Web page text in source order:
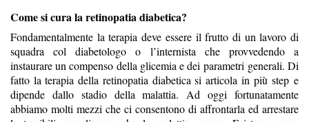
Come si cura la retinopatia diabetica?
Fondamentalmente la terapia deve essere il frutto di un lavoro di
squadra col diabetologo o l’internista che provvedendo a
instaurare un compenso della glicemia e dei parametri generali. Di
fatto la terapia della retinopatia diabetica si articola in piùstep e
dipende dallo stadio della malattia. Ad oggi fortunatamente
abbiamo molti mezzi che ci consentono di affrontarla ed arrestare